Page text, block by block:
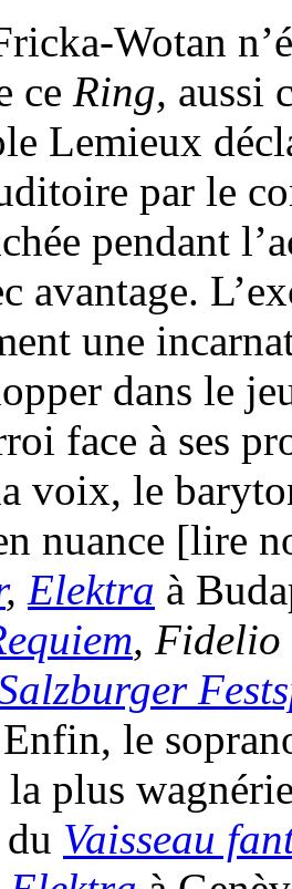
Wotan
ce Ring, aussi
Lemieux
par le
pendant
avantage.
une
dans le
face à ses
voix, le
nuance [lire
, Elektra à
, Fidelio
le
la plus
Vaisseau